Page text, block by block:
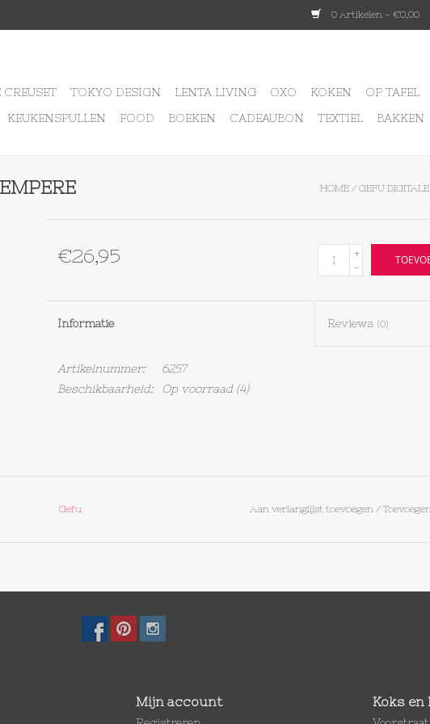
0 Artikelen - €0,00
CREUSET TOKYO DESIGN LENTA LIVING OXO KOKEN OP TAFEL
KEUKENSPULLEN FOOD BOEKEN CADEAUBON TEXTIEL BAKKEN
HOME / GEFU
€26,95
+
-
Informatie Reviews (0)
Artikelnummer:
6257
Beschikbaarheid:
Op voorraad(4)
Gefu Aan verlanglijst toevoegen/
Mijn account Koks en